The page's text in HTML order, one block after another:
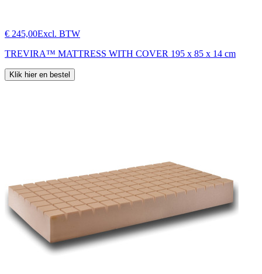
€ 245,00Excl. BTW
TREVIRA™ MATTRESS WITH COVER 195 x 85 x 14 cm
Klik hier en bestel